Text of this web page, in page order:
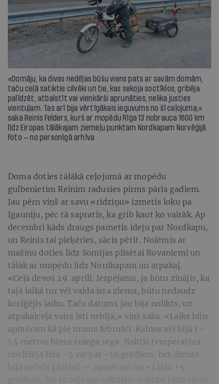
«Domāju, ka divas nedēļas būšu viens pats ar savām domām,
taču ceļā satiktie cilvēki un tie, kas sekoja soctīklos, gribēja
palīdzēt, atbalstīt vai vienkārši aprunāties, nelika justies
vientuļam. Tas arī bija vērtīgākais ieguvums no šī ceļojuma,»
saka Reinis Felders, kurš ar mopēdu Rīga 13 nobrauca 1600 km
līdz Eiropas tālākajam ziemeļu punktam Nordkapam Norvēģijā.
Foto — no personīgā arhīva
Doma doties tālākā ceļojumā ar mopēdu
gulbenietim Reinim radusies pirms pāris gadiem.
Jau pērn viņš ar savu «rīdziņu» izmetis loku pa
Igauniju, pēc tā sapratis, ka grib kaut ko vairāk. Ap
decembri kāds draugs pametis ideju par Nordkapu,
un Reinis tai pieķēries, sācis pētīt. Nolēmis ar
mašīnu doties līdz Somijas pilsētai Rovaniemi un
tālāk ar mopēdu līdz Nordkapam un atpakaļ.
«Ceļā devos 29. aprīlī. Iespējams, ja būtu zinājis, ka
tajā laikā tur vēl valda īsta ziema, būtu nedaudz
koriģējis laiku. Taču datums jau bija nolikts, un
atpakaļceļa vairs īsti nebija,» viņš saka. «Laiks bijis
apmēram kā pie mums februārī. Kalnos vēl bija 1—
1,5 metrus bieza sniega sega. Naktīs temperatūra
noslīdēja līdz –5 vai pat –10 grādiem, bet dienās
bija neliels plusiņš — apmēram no +3 līdz +5
grādiem. No 14 ceļā pavadītajām naktīm tikai vienu